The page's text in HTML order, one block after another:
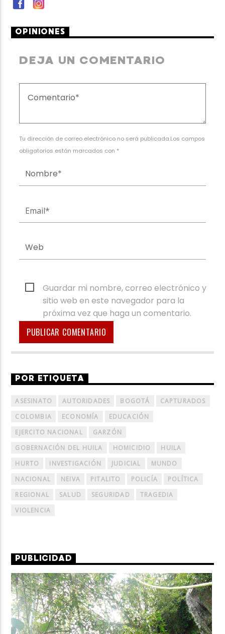
OPINIONES
DEJA UN COMENTARIO
Tu dirección de correo electrónico no será publicada.Los campos
obligatorios están marcados con *
Guardar mi nombre, correo electrónico y
sitio web en este navegador para la
próxima vez que haga un comentario.
POR ETIQUETA
ASESINATO AUTORIDADES BOGOTÁ
CAPTURADOS
COLOMBIA
ECONOMÍA
EDUCACIÓN
EJERCITO NACIONAL
GARZÓN
GOBERNACIÓN DEL HUILA
HOMICIDIO
HUILA
HURTO
INVESTIGACIÓN JUDICIAL
MUNDO
NACIONAL
NEIVA PITALITO POLICÍA
POLÍTICA
REGIONAL
SALUD SEGURIDAD
TRAGEDIA
VIOLENCIA
PUBLICIDAD